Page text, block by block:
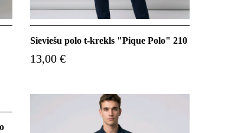
Sieviešu polo t-krekls "Pique Polo" 210
13,00 €